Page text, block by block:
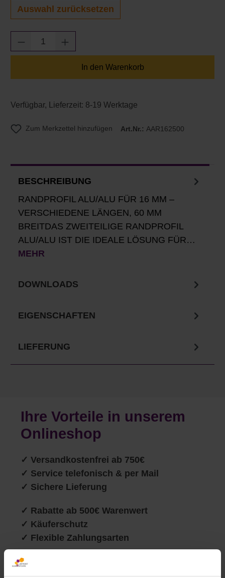
Auswahl zurücksetzen
Produkt Anzahl: Gib den gewünschten
In den Warenkorb
Verfügbar, Lieferzeit: 8-19 Werktage
Zum Merkzettel hinzufügen Art.Nr.: AAR162500
BESCHREIBUNG
RANDPROFIL ALU/ALU FÜR 16 MM –
VERSCHIEDENE LÄNGEN, 60 MM
BREITDAS ZWEITEILIGE RANDPROFIL
ALU/ALU IST DIE IDEALE LÖSUNG FÜR…
MEHR
DOWNLOADS
EIGENSCHAFTEN
LIEFERUNG
Ihre Vorteile in unserem
Onlineshop
✓ Versandkostenfrei ab 750€
✓ Service telefonisch & per Mail
✓ Sichere Lieferung
✓ Rabatte ab 500€ Warenwert
✓ Käuferschutz
✓ Flexible Zahlungsarten